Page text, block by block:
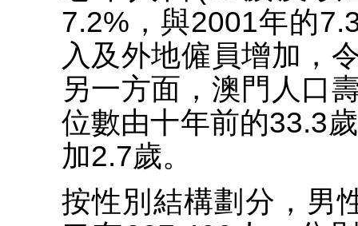
7.2%，與2001年的
入及外地僱員增加，
另一方面，澳門人口
位數由十年前的33.3
加2.7歲。
按性別結構劃分，男